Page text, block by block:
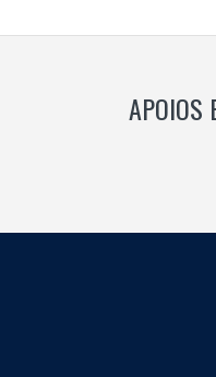
APOIOS